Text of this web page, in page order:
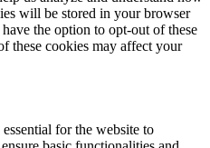
will be stored in your browser
the option to opt-out of these
these cookies may affect your
for the website to